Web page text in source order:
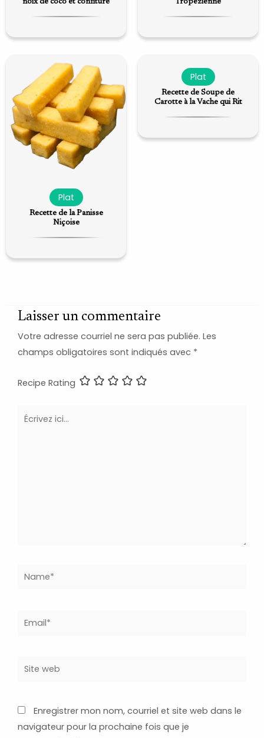
noix de coco et confiture
Tropézienne
Plat
Recette de la Panisse
Niçoise
Plat
Recette de Soupe de
Carotte à la Vache qui Rit
Laisser un commentaire
Votre adresse courriel ne sera pas publiée. Les
champs obligatoires sont indiqués avec *
Recipe Rating
Écrivez
Name*
Email*
Site
Enregistrer mon nom, courriel et site web dans le
navigateur pour la prochaine fois que je